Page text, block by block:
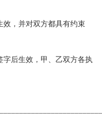
，并对双方都具有约束
后生效，甲、乙双方各执